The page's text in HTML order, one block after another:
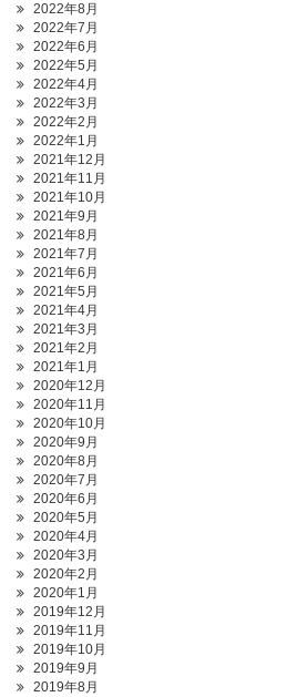
2022年8月
2022年7月
2022年6月
2022年5月
2022年4月
2022年3月
2022年2月
2022年1月
2021年12月
2021年11月
2021年10月
2021年9月
2021年8月
2021年7月
2021年6月
2021年5月
2021年4月
2021年3月
2021年2月
2021年1月
2020年12月
2020年11月
2020年10月
2020年9月
2020年8月
2020年7月
2020年6月
2020年5月
2020年4月
2020年3月
2020年2月
2020年1月
2019年12月
2019年11月
2019年10月
2019年9月
2019年8月